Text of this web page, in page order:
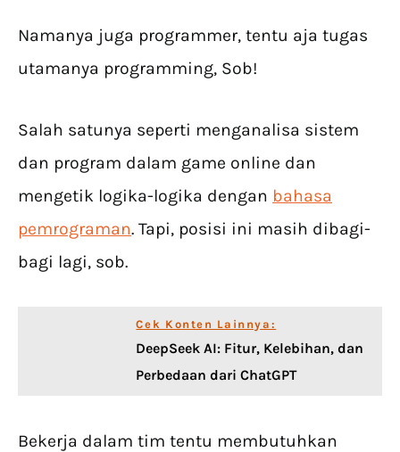
Namanya juga programmer, tentu aja tugas
utamanya programming, Sob!
Salah satunya seperti menganalisa sistem
dan program dalam game online dan
mengetik logika-logika dengan bahasa
pemrograman. Tapi, posisi ini masih dibagi-
bagi lagi, sob.
Cek Konten Lainnya:
DeepSeek AI: Fitur, Kelebihan, dan
Perbedaan dari ChatGPT
Bekerja dalam tim tentu membutuhkan